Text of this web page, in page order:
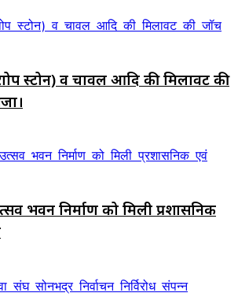
स्टोन) व चावल आदि की मिलावट की
भवन निर्माण को मिली प्रशासनिक